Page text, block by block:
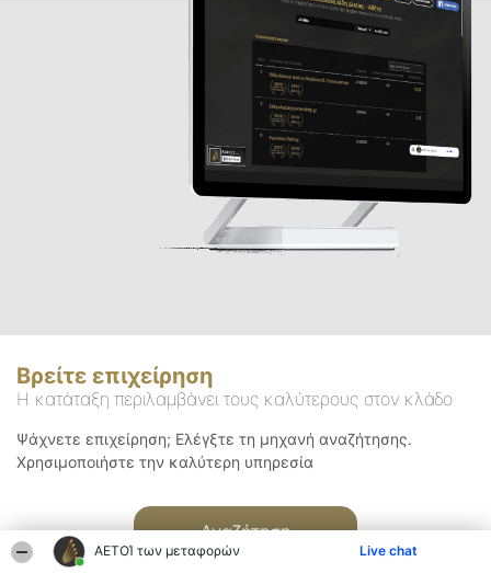
ΑΕΤΟΊ των μεταφορών Live chat
Βρείτε επιχείρηση
Η κατάταξη περιλαμβάνει τους καλύτερους στον κλάδο
Ψάχνετε επιχείρηση; Ελέγξτε τη μηχανή αναζήτησης.
Χρησιμοποιήστε την καλύτερη υπηρεσία
Αναζήτηση